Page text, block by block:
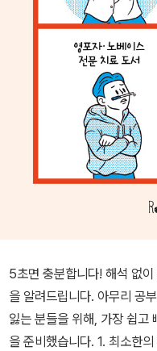
5초면 충분합니다! 해석 없
을 알려드립니다. 아무리 공부해도 영어 어법 문제 앞에서 자신감을
잃는 분들을 위해, 가장 쉽고
을 준비했습니다. 1. 최소한의 노력과 시간, 비용으로 영어 어법 문제